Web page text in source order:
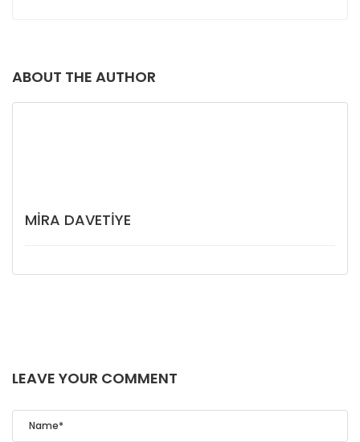
ABOUT THE AUTHOR
MIRA DAVETIYE
LEAVE YOUR COMMENT